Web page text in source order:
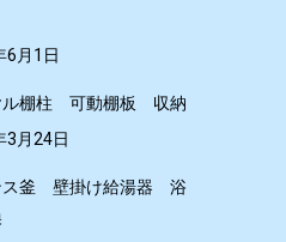
6月1日
ル棚柱 可動棚板 収納
3月24日
ス釜 壁掛け給湯器 浴